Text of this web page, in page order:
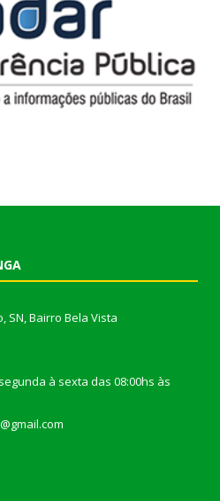
SN, Bairro Bela Vista
à sexta das 08:00hs às